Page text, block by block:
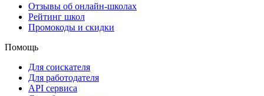
Отзывы об онлайн-школах
Рейтинг школ
Промокоды и скидки
Помощь
Для соискателя
Для работодателя
API сервиса